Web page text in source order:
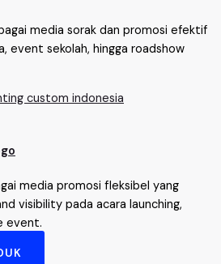
media sorak dan promosi efektif
event sekolah, hingga roadshow
media promosi fleksibel yang
visibility pada acara launching,
event.